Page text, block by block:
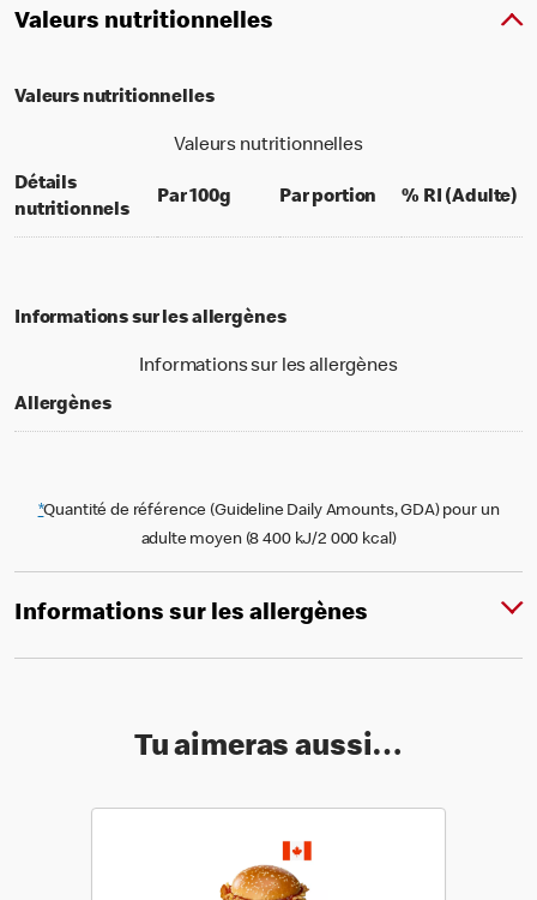
Valeurs nutritionnelles
Valeurs nutritionnelles
Valeurs nutritionnelles
Détails
nutritionnels
Par 100gper 100 grams
Par portion per portion
% RI (Adulte)
Informations sur les allergènes
Informations sur les allergènes
Allergènes
*Quantité de référence (Guideline Daily Amounts, GDA) pour un
adulte moyen (8 400 kJ/2 000 kcal)
Informations sur les allergènes
Tu aimeras aussi…